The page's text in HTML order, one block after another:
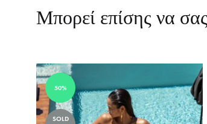
Μπορεί επίσης να
50%
SOLD